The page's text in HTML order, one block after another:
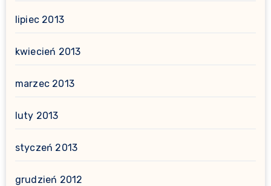
lipiec 2013
kwiecień 2013
marzec 2013
luty 2013
styczeń 2013
grudzień 2012